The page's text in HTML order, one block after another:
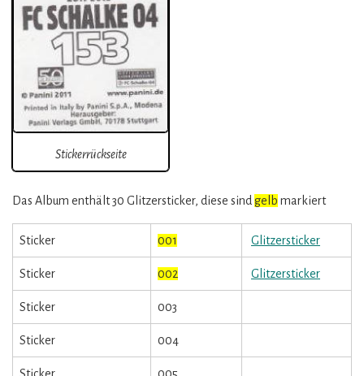
Stickerrückseite
Das Album enthält 30 Glitzersticker, diese sind gelb markiert
Sticker 001 Glitzersticker
Sticker 002 Glitzersticker
Sticker 003
Sticker 004